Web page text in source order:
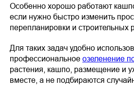
Особенно хорошо работают
если нужно быстро изменить
перепланировки и строительных
Для таких задач удобно
профессиональное озеленение
растения, кашпо, размещение и
вместе, а не подбираются